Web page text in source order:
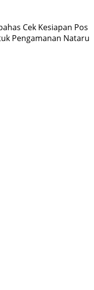
Cek Kesiapan Pos
Pengamanan Nataru